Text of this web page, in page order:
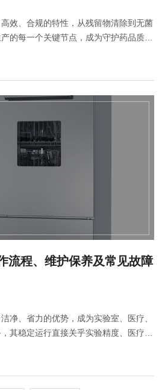
效、合规的特性，从残留物清除到无菌
的每一个关键节点，成为守护药品质
流程、维护保养及常见故障
净、省力的优势，成为实验室、医疗、
其稳定运行直接关乎实验精度、医疗安